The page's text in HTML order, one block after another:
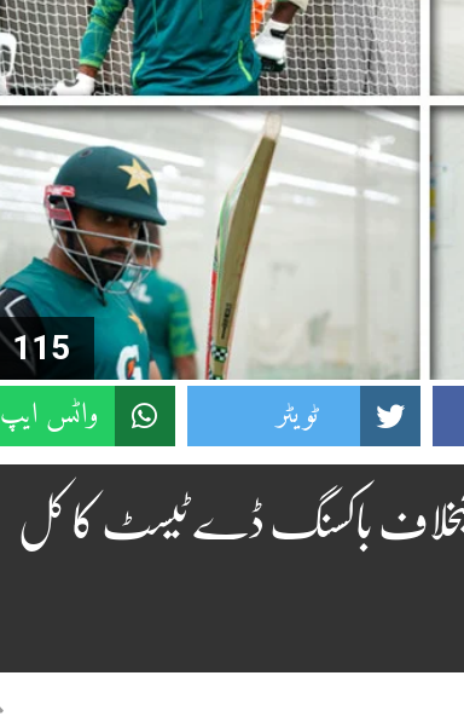
115
ٹویٹر واٹس ایپ
کیخلاف باکسنگ ڈے ٹیسٹ کا کل